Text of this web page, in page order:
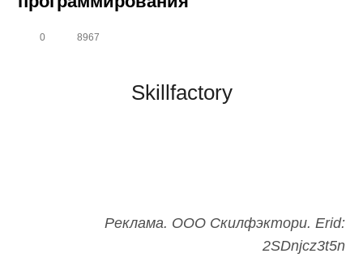
0 8967
Skillfactory
Реклама. ООО Скилфэктори. Erid:
2SDnjcz3t5n